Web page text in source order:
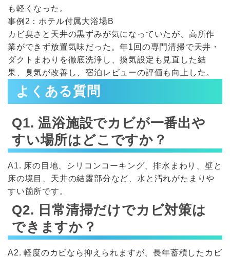
も軽くなった。
事例2：ホテル付属大浴場B
カビ臭さと天井の黒ずみが気になっていたが、高所作
業ができず放置気味だった。年1回の専門清掃で天井・
ダクトまわりを徹底洗浄し、換気設定も見直した結
果、臭気が改善し、宿泊レビューの評価も向上した。
よくある質問
Q1. 温浴施設でカビが一番出や
すい場所はどこですか？
A1. 床の目地、シリコンコーキング、排水まわり、壁と
床の境目、天井の結露部分など、水と汚れがたまりや
すい箇所です。
Q2. 日常清掃だけでカビ対策は
できますか？
A2. 軽度のカビなら抑えられますが、長年蓄積したカビ